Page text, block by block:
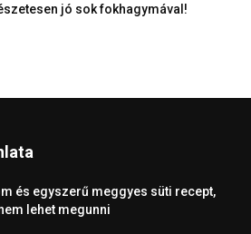
jó sok fokhagymával!
és egyszerű meggyes süti recept,
lehet megunni